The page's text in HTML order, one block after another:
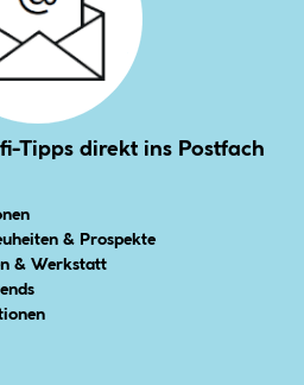
Tipps direkt ins Postfach
& Prospekte
& Werkstatt